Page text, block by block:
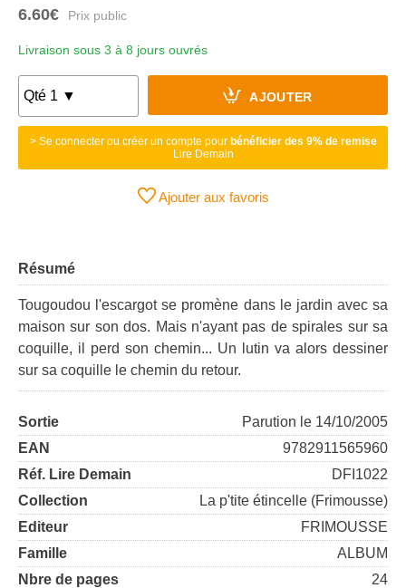
6.60€
Livraison sous 3 à 8 jours ouvrés
AJOUTER
> Se connecter ou créer un compte pour bénéficier des 9% de remise
Lire Demain
Ajouter aux favoris
Résumé
Tougoudou l'escargot se promène dans le jardin avec sa
maison sur son dos. Mais n'ayant pas de spirales sur sa
coquille, il perd son chemin... Un lutin va alors dessiner
sur sa coquille le chemin du retour.
Sortie
Parution le 14/10/2005
EAN
9782911565960
Réf. Lire Demain
DFI1022
Collection
La p'tite étincelle (Frimousse)
Editeur
FRIMOUSSE
Famille
ALBUM
Nbre de pages
24